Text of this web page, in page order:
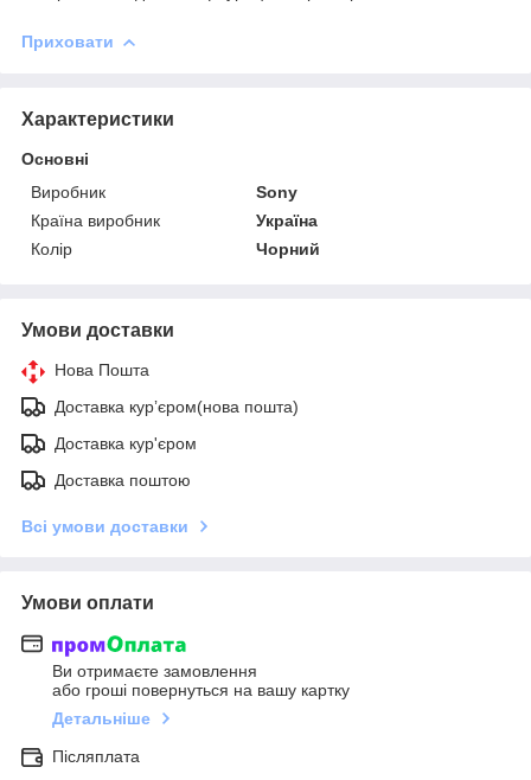
Приховати
Характеристики
Основні
Виробник
Sony
Країна виробник
Україна
Колір
Чорний
Умови доставки
Нова Пошта
Доставка курʼєром(нова пошта)
Доставка кур'єром
Доставка поштою
Всі умови доставки
Умови оплати
Ви отримаєте замовлення
або гроші повернуться на вашу картку
Детальніше
Післяплата